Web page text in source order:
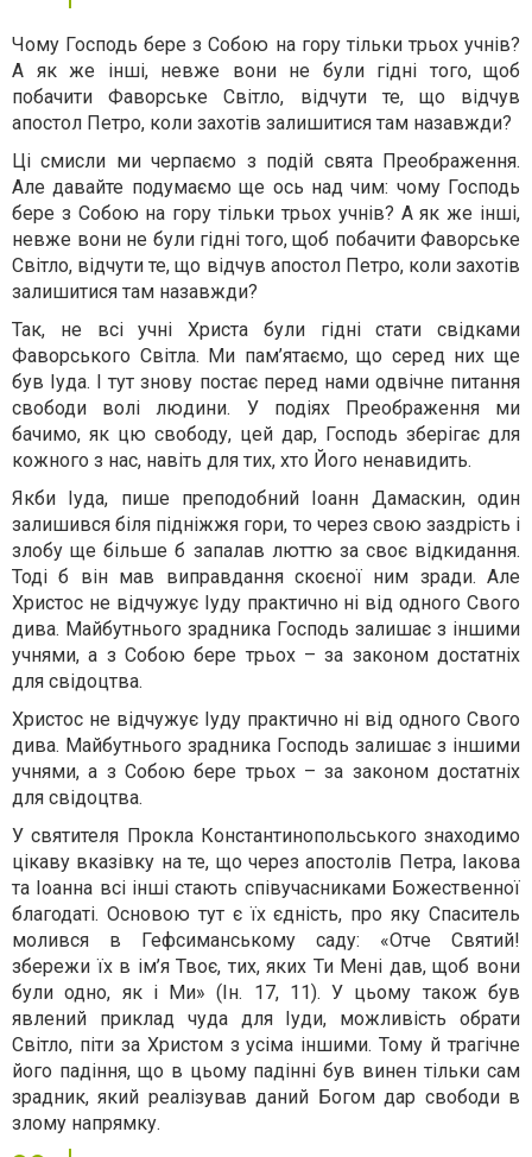
Чому Господь бере з Собою на гору тільки трьох учнів?
А як же інші, невже вони не були гідні того, щоб
побачити Фаворське Світло, відчути те, що відчув
апостол Петро, коли захотів залишитися там назавжди?
Ці смисли ми черпаємо з подій свята Преображення.
Але давайте подумаємо ще ось над чим: чому Господь
бере з Собою на гору тільки трьох учнів? А як же інші,
невже вони не були гідні того, щоб побачити Фаворське
Світло, відчути те, що відчув апостол Петро, коли захотів
залишитися там назавжди?
Так, не всі учні Христа були гідні стати свідками
Фаворського Світла. Ми пам’ятаємо, що серед них ще
був Іуда. І тут знову постає перед нами одвічне питання
свободи волі людини. У подіях Преображення ми
бачимо, як цю свободу, цей дар, Господь зберігає для
кожного з нас, навіть для тих, хто Його ненавидить.
Якби Іуда, пише преподобний Іоанн Дамаскин, один
залишився біля підніжжя гори, то через свою заздрість і
злобу ще більше б запалав люттю за своє відкидання.
Тоді б він мав виправдання скоєної ним зради. Але
Христос не відчужує Іуду практично ні від одного Свого
дива. Майбутнього зрадника Господь залишає з іншими
учнями, а з Собою бере трьох – за законом достатніх
для свідоцтва.
Христос не відчужує Іуду практично ні від одного Свого
дива. Майбутнього зрадника Господь залишає з іншими
учнями, а з Собою бере трьох – за законом достатніх
для свідоцтва.
У святителя Прокла Константинопольського знаходимо
цікаву вказівку на те, що через апостолів Петра, Іакова
та Іоанна всі інші стають співучасниками Божественної
благодаті. Основою тут є їх єдність, про яку Спаситель
молився в Гефсиманському саду: «Отче Святий!
збережи їх в ім’я Твоє, тих, яких Ти Мені дав, щоб вони
були одно, як і Ми» (Ін. 17, 11). У цьому також був
явлений приклад чуда для Іуди, можливість обрати
Світло, піти за Христом з усіма іншими. Тому й трагічне
його падіння, що в цьому падінні був винен тільки сам
зрадник, який реалізував даний Богом дар свободи в
злому напрямку.